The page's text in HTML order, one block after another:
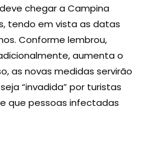
chegar a Campina
tendo em vista as datas
Conforme lembrou,
aumenta o
as novas medidas servirão
“invadida” por turistas
que pessoas infectadas